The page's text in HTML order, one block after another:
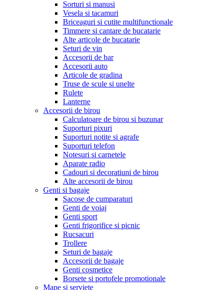
Sorturi si manusi
Vesela si tacamuri
Briceaguri si cutite multifunctionale
Timmere si cantare de bucatarie
Alte articole de bucatarie
Seturi de vin
Accesorii de bar
Accesorii auto
Articole de gradina
Truse de scule si unelte
Rulete
Lanterne
Accesorii de birou
Calculatoare de birou si buzunar
Suporturi pixuri
Suporturi notite si agrafe
Suporturi telefon
Notesuri si carnetele
Aparate radio
Cadouri si decoratiuni de birou
Alte accesorii de birou
Genti si bagaje
Sacose de cumparaturi
Genti de voiaj
Genti sport
Genti frigorifice si picnic
Rucsacuri
Trollere
Seturi de bagaje
Accesorii de bagaje
Genti cosmetice
Borsete si portofele promotionale
Mape si serviete